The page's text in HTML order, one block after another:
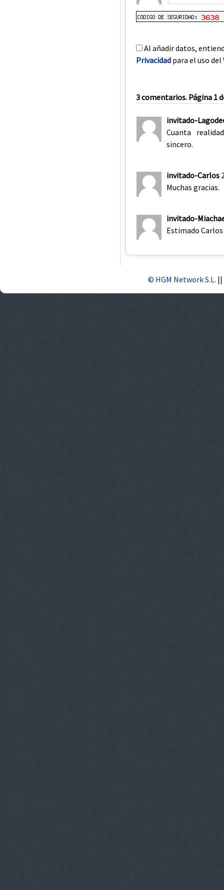
Al añadir datos,
Privacidad para el uso del
3 comentarios. Página 1
invitado-
Cuanta
sincero.
invitado-Carlos
Muchas gracias.
invitado-
Estimado
© HGM Network S.L. ||